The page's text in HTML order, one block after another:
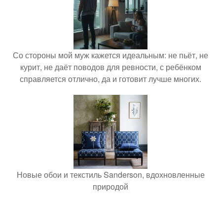
Со стороны мой муж кажется идеальным: не пьёт, не
курит, не даёт поводов для ревности, с ребёнком
справляется отлично, да и готовит лучше многих.
Новые обои и текстиль Sanderson, вдохновленные
природой